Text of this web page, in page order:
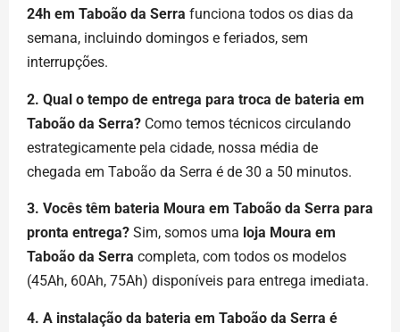
24h em Taboão da Serra funciona todos os dias da
semana, incluindo domingos e feriados, sem
interrupções.
2. Qual o tempo de entrega para troca de bateria em
Taboão da Serra? Como temos técnicos circulando
estrategicamente pela cidade, nossa média de
chegada em Taboão da Serra é de 30 a 50 minutos.
3. Vocês têm bateria Moura em Taboão da Serra para
pronta entrega? Sim, somos uma loja Moura em
Taboão da Serra completa, com todos os modelos
(45Ah, 60Ah, 75Ah) disponíveis para entrega imediata.
4. A instalação da bateria em Taboão da Serra é